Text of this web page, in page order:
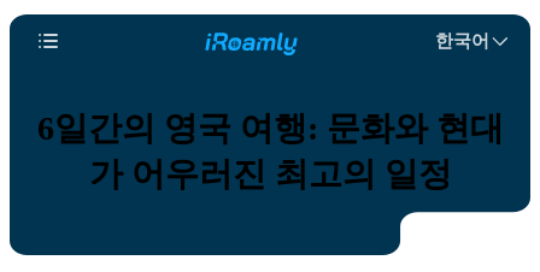
한국어
6일간의 영국 여행: 문화와 현대
가 어우러진 최고의 일정